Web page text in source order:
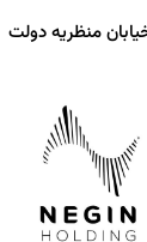
منظریه دولت